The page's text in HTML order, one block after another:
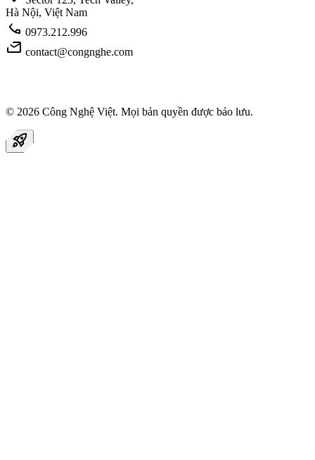
Hà Nội, Việt Nam
call 0973.212.996
mail contact@congnghe.com
© 2026 Công Nghệ Việt. Mọi bản quyền được bảo lưu.
rocket_launch